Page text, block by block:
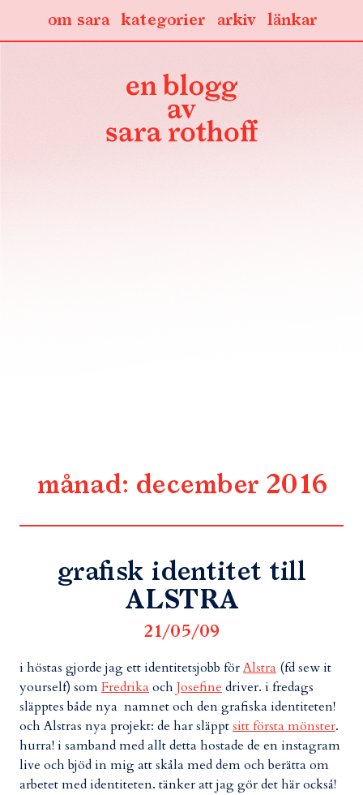
länkar
arkiv
kategorier
om sara
månad: december 2016
grafisk identitet till
ALSTRA
21/05/09
i höstas gjorde jag ett identitetsjobb förAlstra (fd sew it
yourself) somFredrika och Josefine driver. i fredags
släpptes både nya namnet och den grafiska identiteten!
och Alstras nya projekt: de har släpptsitt första mönster.
hurra! i samband med allt detta hostade de en instagram
live och bjöd in mig att skåla med dem och berätta om
arbetet med identiteten. tänker att jag gör det här också!